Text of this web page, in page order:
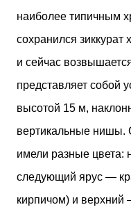
наиболее типичным
сохранился зиккурат
и сейчас
представляет собой
высотой 15 м,
вертикальные
имели разные цвета:
следующий ярус —
кирпичом) и